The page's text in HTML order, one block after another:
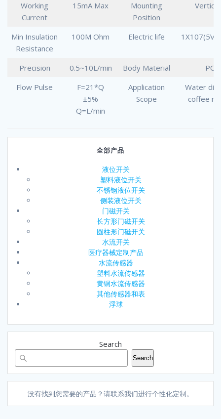
全部产品
液位开关
塑料液位开关
不锈钢液位开关
侧装液位开关
门磁开关
长方形门磁开关
圆柱形门磁开关
水流开关
医疗器械定制产品
水流传感器
塑料水流传感器
黄铜水流传感器
其他传感器和表
浮球
Search
Search
没有找到您需要的产品？请联系我们进行个性化定制。
Working
Current
15mA Max
Mounting
Position
Min Insulation
Resistance
100M Ohm Electric life
Precision 0.5~10L/min Body Material
Flow Pulse
F=21*Q
±5%
Q=L/min
Application
Scope
Water
coffee